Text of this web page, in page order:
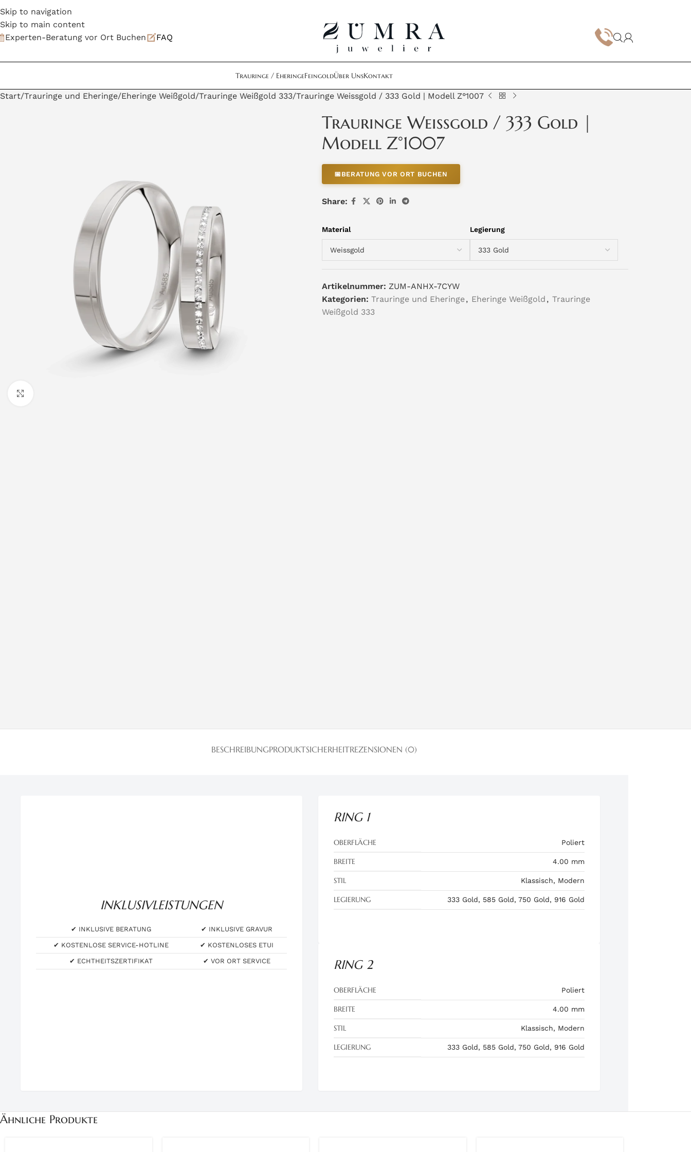
Skip to navigation
Skip to main content
Experten-Beratung vor Ort Buchen
FAQ
Trauringe / EheringeFeingoldÜber UnsKontakt
Start Trauringe und Eheringe Eheringe Weißgold Trauringe Weißgold 333 Trauringe Weissgold / 333 Gold | Modell Z°1007
Trauringe Weissgold / 333 Gold |
Modell Z°1007
📅 BERATUNG VOR ORT BUCHEN
Share:
Material Legierung
Artikelnummer: ZUM-ANHX-7CYW
Kategorien: Trauringe und Eheringe, Eheringe Weißgold , Trauringe
Weißgold 333
BESCHREIBUNGPRODUKTSICHERHEITREZENSIONEN (0)
RING 1
OBERFLÄCHE Poliert
BREITE 4.00 mm
STIL Klassisch, Modern
LEGIERUNG 333 Gold, 585 Gold, 750 Gold, 916 Gold
RING 2
OBERFLÄCHE Poliert
BREITE 4.00 mm
STIL Klassisch, Modern
LEGIERUNG 333 Gold, 585 Gold, 750 Gold, 916 Gold
INKLUSIVLEISTUNGEN
✔ INKLUSIVE BERATUNG ✔ INKLUSIVE GRAVUR
✔ KOSTENLOSE SERVICE-HOTLINE ✔ KOSTENLOSES ETUI
✔ ECHTHEITSZERTIFIKAT ✔ VOR ORT SERVICE
Ähnliche Produkte